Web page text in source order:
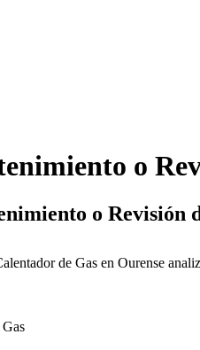
o
o Revisión
de Gas en Ourense